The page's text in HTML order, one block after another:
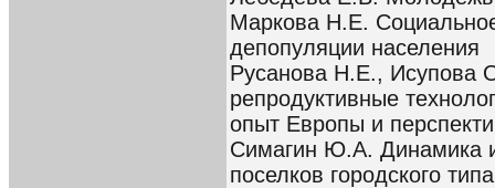
Маркова Н.Е.
депопуляции населения
Русанова Н.Е., Исупова
репродуктивные
опыт Европы и
Симагин Ю.А. Динамика
поселков городского